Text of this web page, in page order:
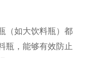
（如大饮料瓶）都
瓶，能够有效防止